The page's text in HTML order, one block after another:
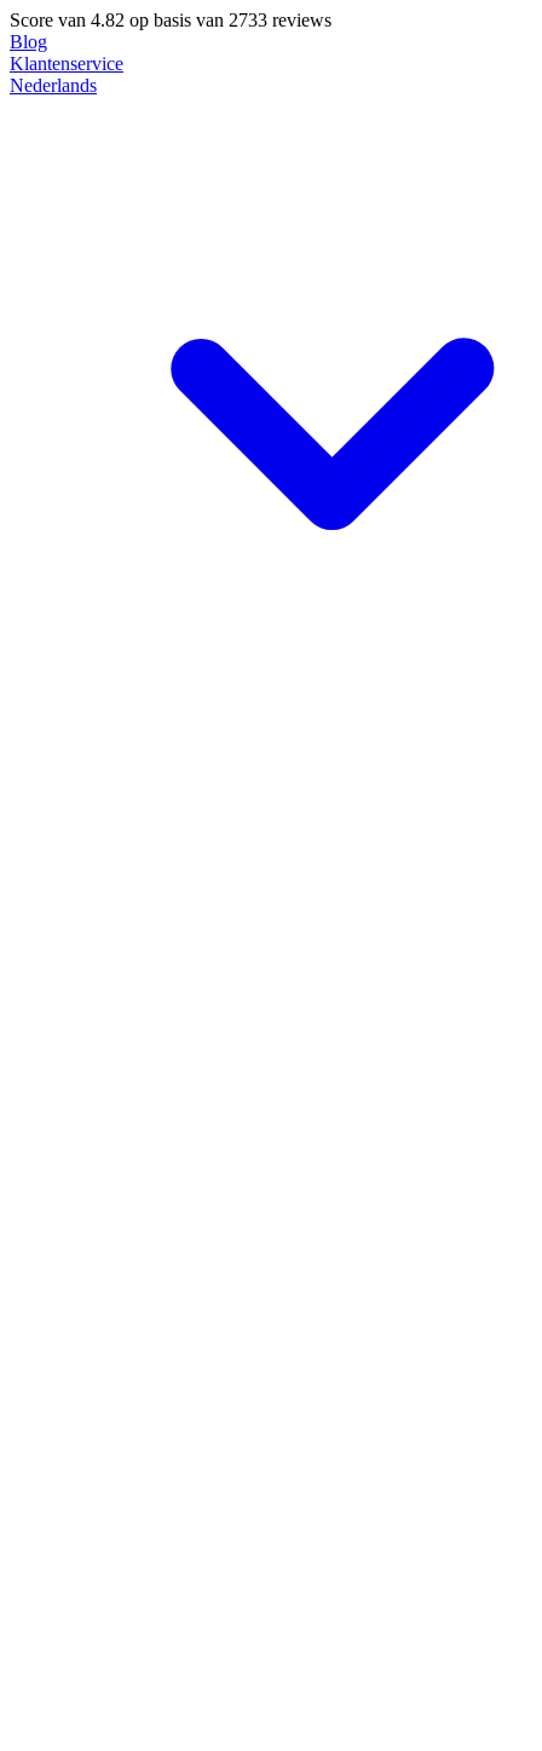
Score van 4.82 op basis van 2733 reviews
Blog
Klantenservice
Nederlands